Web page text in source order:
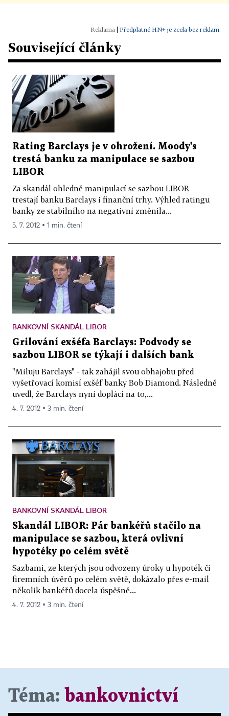
Předplatné HN+ je zcela bez reklam.
Související články
Rating Barclays je v ohrožení. Moody's
trestá banku za manipulace se sazbou
LIBOR
Za skandál ohledně manipulací se sazbou LIBOR
trestají banku Barclays i finanční trhy. Výhled ratingu
banky ze stabilního na negativní změnila...
5. 7. 2012 ▪ 1 min. čtení
BANKOVNÍ SKANDÁL LIBOR
Grilování exšéfa Barclays: Podvody se
sazbou LIBOR se týkají i dalších bank
"Miluju Barclays" - tak zahájil svou obhajobu před
vyšetřovací komisí exšéf banky Bob Diamond. Následně
uvedl, že Barclays nyní doplácí na to,...
4. 7. 2012 ▪ 3 min. čtení
BANKOVNÍ SKANDÁL LIBOR
Skandál LIBOR: Pár bankéřů stačilo na
manipulace se sazbou, která ovlivní
hypotéky po celém světě
Sazbami, ze kterých jsou odvozeny úroky u hypoték či
firemních úvěrů po celém světě, dokázalo přes e-mail
několik bankéřů docela úspěšně...
4. 7. 2012 ▪ 3 min. čtení
Téma: bankovnictví